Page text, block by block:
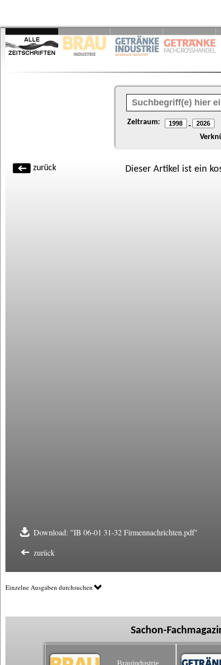
Zeitraum: -
zurück Dieser Artikel ist ein
Download: "IB 06-01 31-32 Firmennachrichten.pdf"
zurück
Einzelne Ausgaben durchsuchen
Sachon-
Brauindustrie